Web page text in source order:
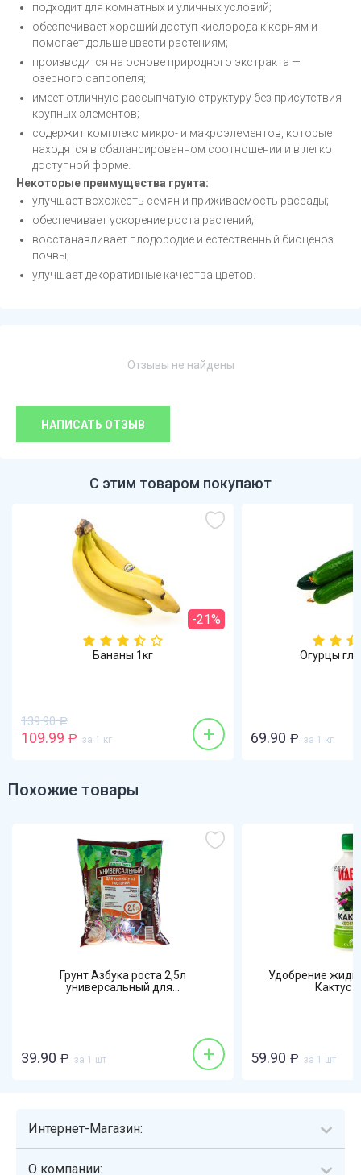
подходит для комнатных и уличных условий;
обеспечивает хороший доступ кислорода к корням и
помогает дольше цвести растениям;
производится на основе природного экстракта —
озерного сапропеля;
имеет отличную рассыпчатую структуру без присутствия
крупных элементов;
содержит комплекс микро- и макроэлементов, которые
находятся в сбалансированном соотношении и в легко
доступной форме.
Некоторые преимущества грунта:
улучшает всхожесть семян и приживаемость рассады;
обеспечивает ускорение роста растений;
восстанавливает плодородие и естественный биоценоз
почвы;
улучшает декоративные качества цветов.
Отзывы не найдены
НАПИСАТЬ ОТЗЫВ
С этим товаром покупают
-21%
Бананы 1кг
139.90 Р
109.99 Р за 1 кг +
Огурцы
69.90 Р за 1 кг
Похожие товары
Грунт Азбука роста 2,5л
универсальный для...
39.90 Р за 1 шт +
Удобрение
Кактус
59.90 Р за 1 шт
Интернет-Магазин:
О компании: